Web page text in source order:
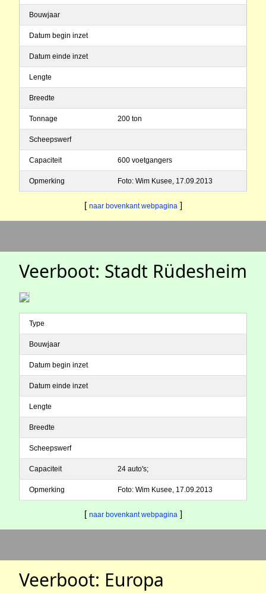
Bouwjaar
Datum begin inzet
Datum einde inzet
Lengte
Breedte
Tonnage 200 ton
Scheepswerf
Capaciteit 600 voetgangers
Opmerking Foto: Wim Kusee, 17.09.2013
[ naar bovenkant webpagina ]
Veerboot: Stadt Rüdesheim
Type
Bouwjaar
Datum begin inzet
Datum einde inzet
Lengte
Breedte
Scheepswerf
Capaciteit 24 auto's;
Opmerking Foto: Wim Kusee, 17.09.2013
[ naar bovenkant webpagina ]
Veerboot: Europa